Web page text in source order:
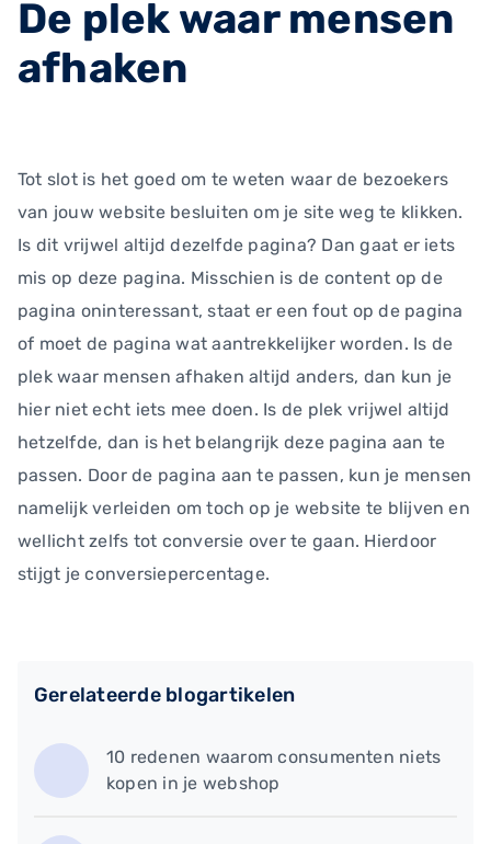
De plek waar mensen
afhaken
Tot slot is het goed om te weten waar de bezoekers
van jouw website besluiten om je site weg te klikken.
Is dit vrijwel altijd dezelfde pagina? Dan gaat er iets
mis op deze pagina. Misschien is de content op de
pagina oninteressant, staat er een fout op de pagina
of moet de pagina wat aantrekkelijker worden. Is de
plek waar mensen afhaken altijd anders, dan kun je
hier niet echt iets mee doen. Is de plek vrijwel altijd
hetzelfde, dan is het belangrijk deze pagina aan te
passen. Door de pagina aan te passen, kun je mensen
namelijk verleiden om toch op je website te blijven en
wellicht zelfs tot conversie over te gaan. Hierdoor
stijgt je conversiepercentage.
Gerelateerde blogartikelen
10 redenen waarom consumenten niets
kopen in je webshop